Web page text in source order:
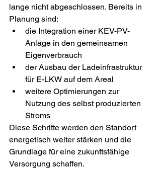
lange nicht abgeschlossen. Bereits in
Planung sind:
die Integration einer KEV-PV-
Anlage in den gemeinsamen
Eigenverbrauch
der Ausbau der Ladeinfrastruktur
für E-LKW auf dem Areal
weitere Optimierungen zur
Nutzung des selbst produzierten
Stroms
Diese Schritte werden den Standort
energetisch weiter stärken und die
Grundlage für eine zukunftsfähige
Versorgung schaffen.